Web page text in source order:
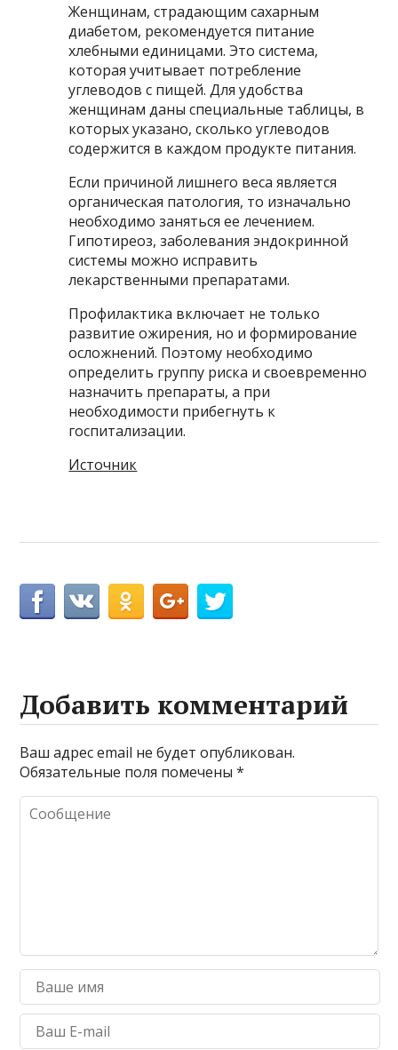
Женщинам, страдающим сахарным
диабетом, рекомендуется питание
хлебными единицами. Это система,
которая учитывает потребление
углеводов с пищей. Для удобства
женщинам даны специальные таблицы, в
которых указано, сколько углеводов
содержится в каждом продукте питания.
Если причиной лишнего веса является
органическая патология, то изначально
необходимо заняться ее лечением.
Гипотиреоз, заболевания эндокринной
системы можно исправить
лекарственными препаратами.
Профилактика включает не только
развитие ожирения, но и формирование
осложнений. Поэтому необходимо
определить группу риска и своевременно
назначить препараты, а при
необходимости прибегнуть к
госпитализации.
Источник
Добавить комментарий
Ваш адрес email не будет опубликован.
Обязательные поля помечены*